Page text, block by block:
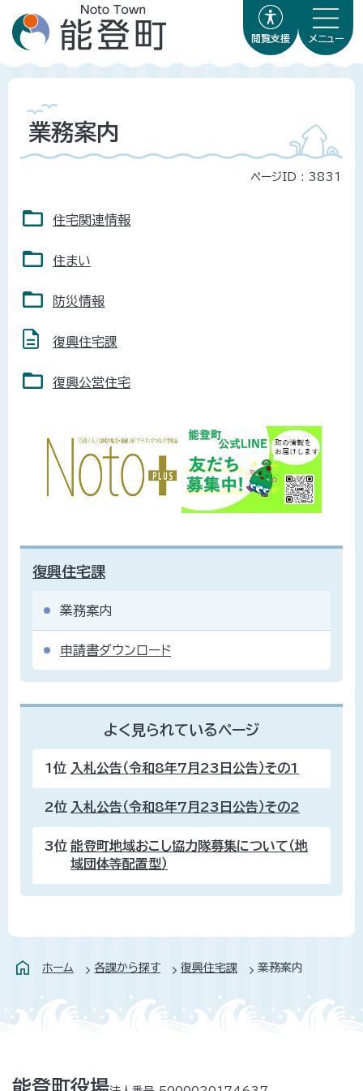
閲覧支援 メニュー
業務案内
ページID : 3831
住宅関連情報
住まい
防災情報
復興住宅課
復興公営住宅
復興住宅課
業務案内
申請書ダウンロード
よく見られているページ
1位 入札公告（令和8年7月23日公告）その1
2位 入札公告（令和8年7月23日公告）その2
3位 能登町地域おこし協力隊募集について（地
域団体等配置型）
ホーム 各課から探す 復興住宅課 業務案内